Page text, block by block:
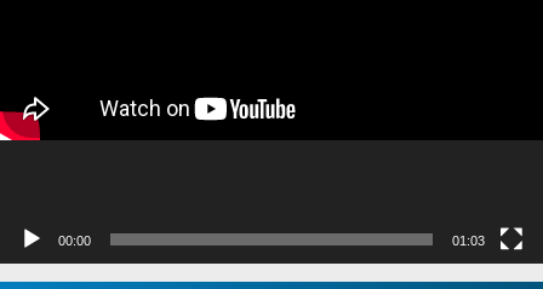
00:00 01:03